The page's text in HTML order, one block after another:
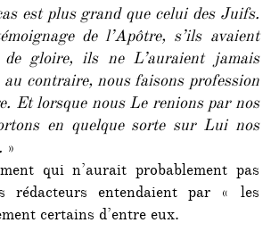
est plus grand que celui des Juifs.
de l’Apôtre, s’ils avaient
gloire, ils ne L’auraient jamais
contraire, nous faisons profession
Et lorsque nous Le renions par nos
en quelque sorte sur Lui nos
»
qui n’aurait probablement pas
entendaient par « les
certains d’entre eux.